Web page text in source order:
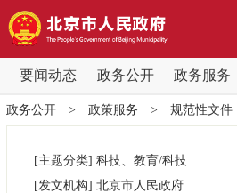
要闻动态 政务公开 政务服务
要闻动态
党中央精神 国务院信息
北京要闻 会议信息
政务公开> 政策服务 > 规范性文件
[主题分类] 科技、教育/科技
[发文机构] 北京市人民政府